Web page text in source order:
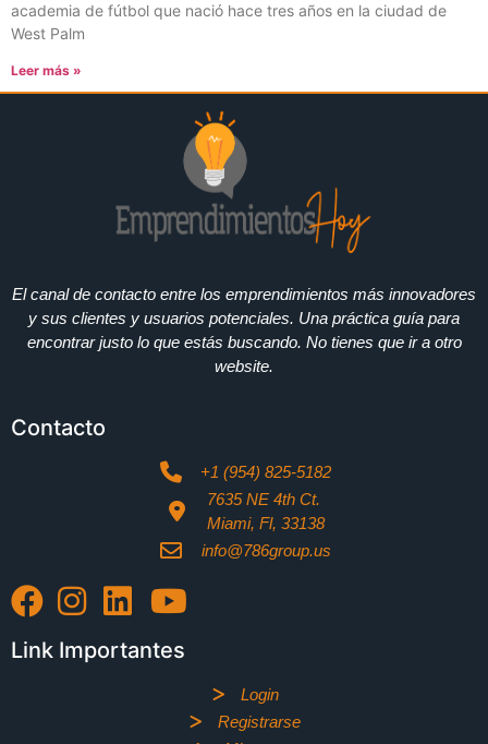
academia de fútbol que nació hace tres años en la ciudad de
West Palm
Leer más »
El canal de contacto entre los emprendimientos más innovadores
y sus clientes y usuarios potenciales. Una práctica guía para
encontrar justo lo que estás buscando. No tienes que ir a otro
website.
Contacto
+1 (954) 825-5182
7635 NE 4th Ct.
Miami, Fl, 33138
info@786group.us
Link Importantes
Login
Registrarse